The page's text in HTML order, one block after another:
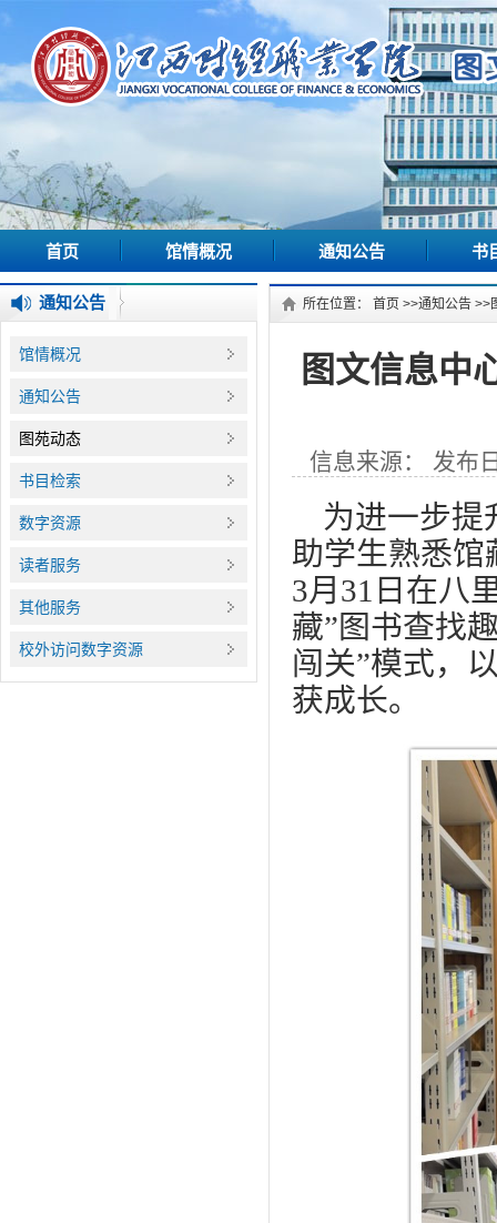
首页 馆情概况 通知公告 书
通知公告
馆情概况
通知公告
图苑动态
书目检索
数字资源
读者服务
其他服务
校外访问数字资源
所在位置： 首页 >>通知公告 >>
图文信息中
信息来源： 发布
为进一步提
助学生熟悉馆
3月31日在八
藏”图书查找
闯关”模式，
获成长。